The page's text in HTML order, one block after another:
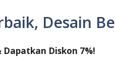
Desain
Dapatkan Diskon 7%!